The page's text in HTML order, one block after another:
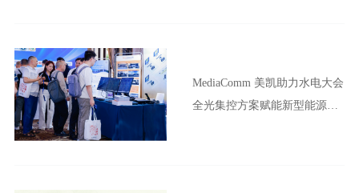
MediaComm 美凯助力水电大会
全光集控方案赋能新型能源体